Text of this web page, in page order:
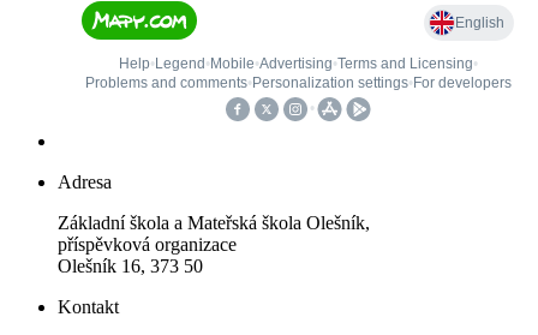
Adresa
Základní škola a Mateřská škola Olešník,
příspěvková organizace
Olešník 16, 373 50
Kontakt